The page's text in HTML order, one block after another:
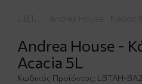
L.B.T. Andrea House - Κάδος
Andrea House -
Acacia 5L
Κωδικός Προϊόντος: LBTAH-